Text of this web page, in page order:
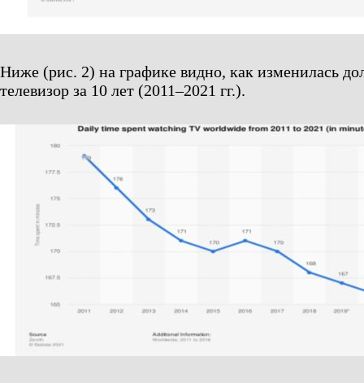
Ниже (рис. 2) на графике видно, как изменилась
телевизор за 10 лет (2011–2021 гг.).